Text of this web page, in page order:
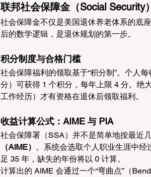
联邦社会保障金（Social Security
社会保障金不仅是美国退休养老体系的底
后的数学逻辑，是退休规划的第一步。
积分制度与合格门槛
社会保障福利的领取基于“积分制”。个人
分）可获得 1 个积分，每年上限 4 分。绝
工作经历）才有资格在退休后领取福利。
收益计算公式：AIME 与 PIA
社会保障署（SSA）并不是简单地按最近
（AIME） 。系统会选取个人职业生涯中
足 35 年，缺失的年份将以 0 计算。
计算出的 AIME 会通过一个“弯曲点”（